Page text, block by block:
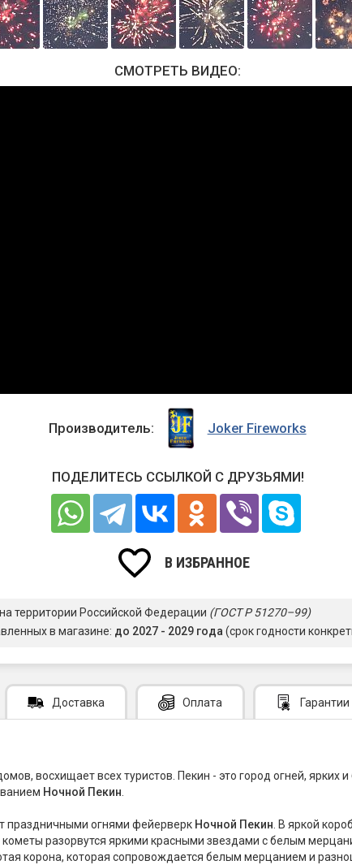
СМОТРЕТЬ ВИДЕО:
Производитель: Joker Fireworks
ПОДЕЛИТЕСЬ ССЫЛКОЙ С ДРУЗЬЯМИ!
В ИЗБРАННОЕ
территории Российской Федерации (ГОСТ Р 51270–99)
в магазине: до 2027 - 2029 года (срок годности
Доставка Оплата Гарантии
восхищает всех туристов. Пекин - это город огней, ярких
Ночной Пекин
праздничными огнями фейерверк Ночной Пекин . В яркой
разорвутся яркими красными звездами с белым
корона, которая сопровождается белым мерцанием и